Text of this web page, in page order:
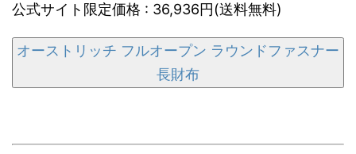
公式サイト限定価格 : 36,936円(送料無料)
オーストリッチ フルオープン ラウンドファスナー
長財布